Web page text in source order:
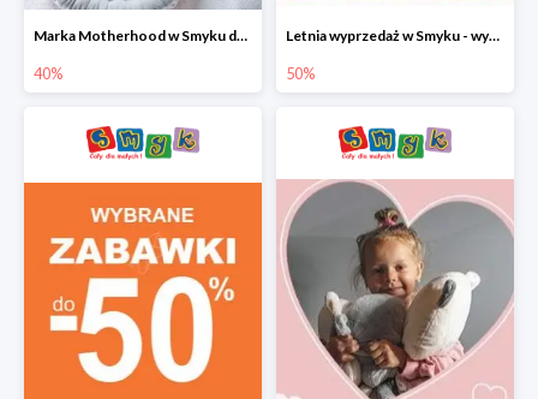
Marka Motherhood w Smyku do -40%
40%
Letnia wyprzedaż w Smyku - wybrane ubrania i buty do -50%
50%